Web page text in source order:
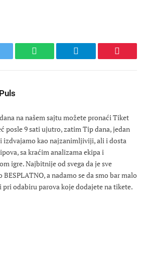
WhatsApp Telegram
na našem sajtu možete pronaći Tiket
posle 9 sati ujutro, zatim Tip dana, jedan
izdvajamo kao najzanimljiviji, ali i dosta
sa kraćim analizama ekipa i
igre. Najbitnije od svega da je sve
BESPLATNO, a nadamo se da smo bar malo
pri odabiru parova koje dodajete na tikete.